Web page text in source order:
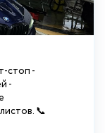
стоп -
-
📞